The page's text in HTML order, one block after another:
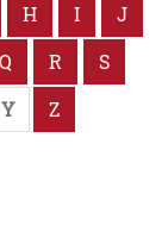
H I
J
Q R
S
Y Z